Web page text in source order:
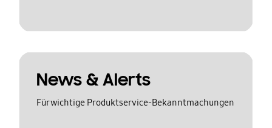
News & Alerts
Für wichtige Produktservice-Bekanntmachungen